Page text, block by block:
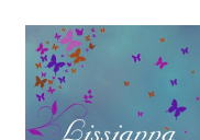
springen